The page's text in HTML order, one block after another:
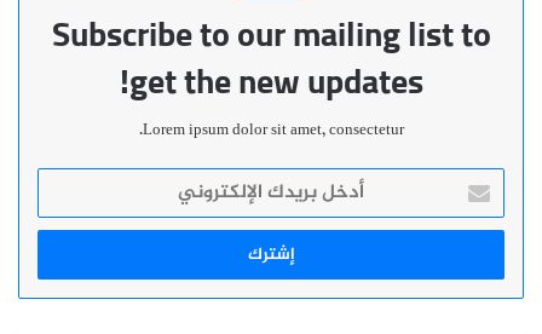
Subscribe to our mailing list to
get the new updates!
Lorem ipsum dolor sit amet, consectetur.
أدخل
بريدك
الإلكتروني